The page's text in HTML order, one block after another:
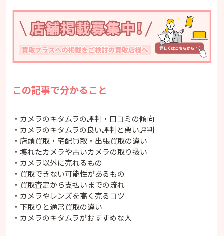
・他店の査定額を相談できる
・カメラの買い替え時は下取りを利用できる
カメラのキタムラの悪い評判・口コミ
・査定額が期待より低い場合がある
・店舗によって待ち時間が発生する
・カメラ以外の商品は店舗によって取り扱いが
異なる
・シリアルナンバーを確認できないカメラは売
れない
・宅配買取では対象商品が限られる
・公式サイトの満足度は自社調査
カメラのキタムラを利用するメリット
カメラのキタムラを利用するデメリット
カメラのキタムラの買取方法
・店頭買取
この記事で分かること
・カメラのキタムラの評判・口コミの傾向
・カメラのキタムラの良い評判と悪い評判
・店頭買取・宅配買取・出張買取の違い
・壊れたカメラや古いカメラの取り扱い
・カメラ以外に売れるもの
・買取できない可能性があるもの
・買取査定から支払いまでの流れ
・カメラやレンズを高く売るコツ
・下取りと通常買取の違い
・カメラのキタムラがおすすめな人